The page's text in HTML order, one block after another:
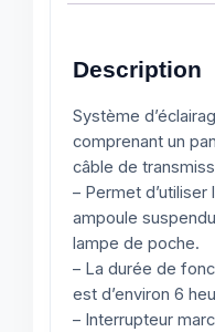
Description
Système
comprenant un
câble de
– Permet
ampoule
lampe de poche.
– La durée de
est d’environ 6
– Interrupteur